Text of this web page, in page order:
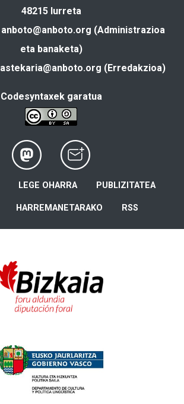
48215 Iurreta
anboto@anboto.org (Administrazioa
eta banaketa)
astekaria@anboto.org (Erredakzioa)
Codesyntaxek garatua
LEGE OHARRA PUBLIZITATEA
HARREMANETARAKO RSS